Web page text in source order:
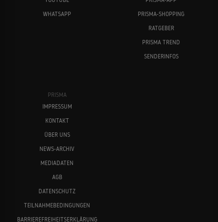
WHATSAPP
PRISMA-SHOPPING
RATGEBER
PRISMA TREND
SENDERINFOS
PRISMA
IMPRESSUM
KONTAKT
ÜBER UNS
NEWS-ARCHIV
MEDIADATEN
AGB
DATENSCHUTZ
TEILNAHMEBEDINGUNGEN
BARRIEREFREIHEITSERKLÄRUNG